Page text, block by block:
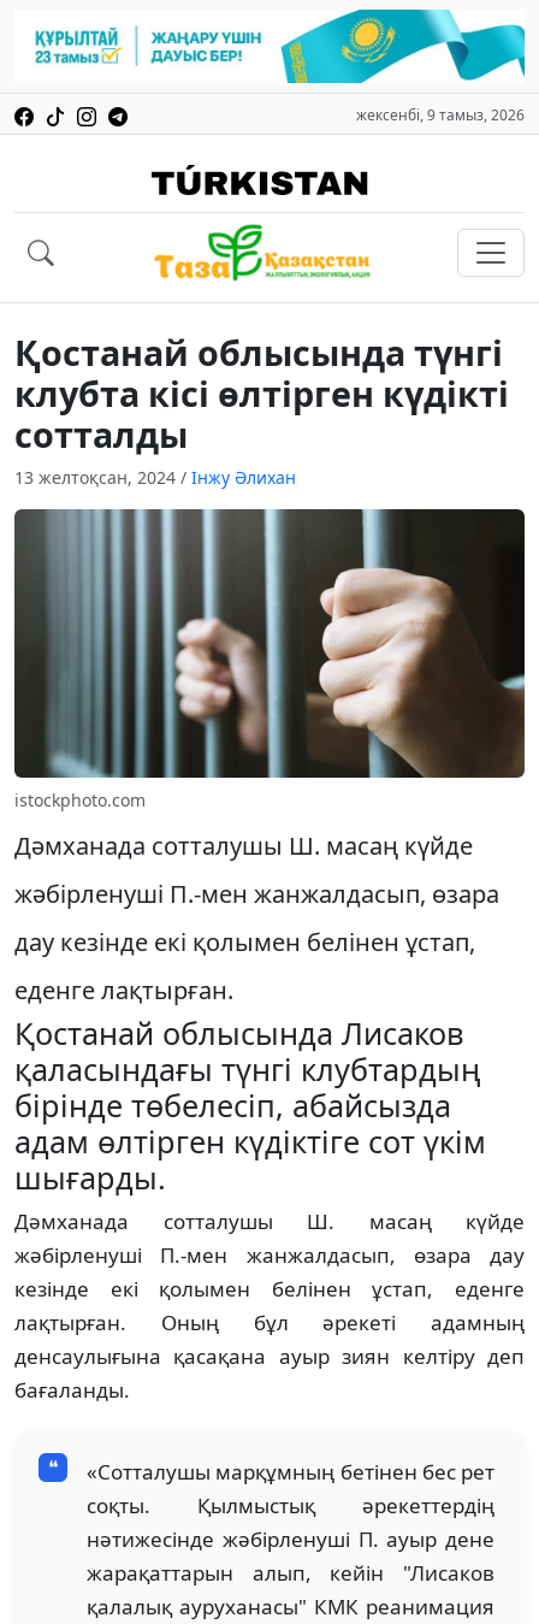
жексенбі, 9 тамыз, 2026
Қостанай облысында түнгі
клубта кісі өлтірген күдікті
сотталды
13 желтоқсан, 2024 / Інжу Әлихан
istockphoto.com
Дәмханада сотталушы Ш. масаң күйде
жәбірленуші П.-мен жанжалдасып, өзара
дау кезінде екі қолымен белінен ұстап,
еденге лақтырған.
Қостанай облысында Лисаков
қаласындағы түнгі клубтардың
бірінде төбелесіп, абайсызда
адам өлтірген күдіктіге сот үкім
шығарды.
Дәмханада сотталушы Ш. масаң күйде
жәбірленуші П.-мен жанжалдасып, өзара дау
кезінде екі қолымен белінен ұстап, еденге
лақтырған. Оның бұл әрекеті адамның
денсаулығына қасақана ауыр зиян келтіру деп
бағаланды.
«Сотталушы марқұмның бетінен бес рет
соқты. Қылмыстық әрекеттердің
нәтижесінде жәбірленуші П. ауыр дене
жарақаттарын алып, кейін "Лисаков
қалалық ауруханасы" КМК реанимация